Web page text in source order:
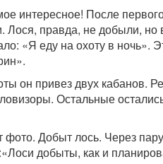
интересное! После
Лося, правда, не добыли,
«Я еду на охоту в ночь».
он привез двух кабанов.
Остальные
фото. Добыт лось. Через
добыты, как и